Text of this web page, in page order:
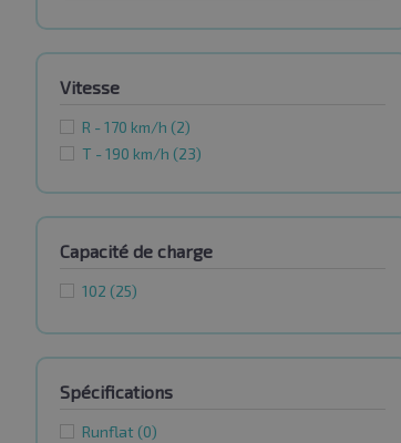
Vitesse
R - 170 km/h (2)
T - 190 km/h (23)
Capacité de charge
102 (25)
Spécifications
Runflat (0)